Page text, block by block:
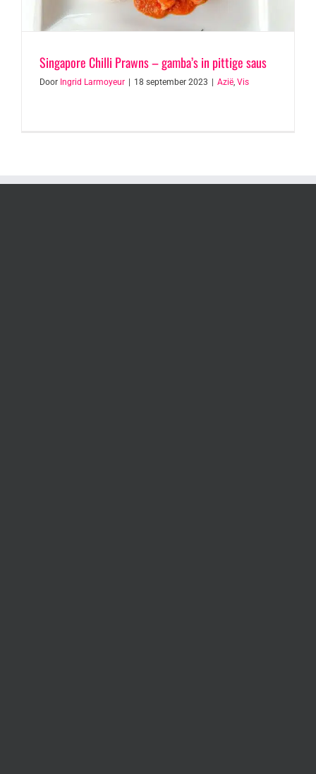
Singapore Chilli Prawns – gamba’s in pittige saus
Door Ingrid Larmoyeur 18 september 2023 Azië, Vis